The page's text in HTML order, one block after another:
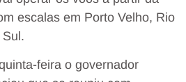
escalas em Porto Velho, Rio
feira o governador